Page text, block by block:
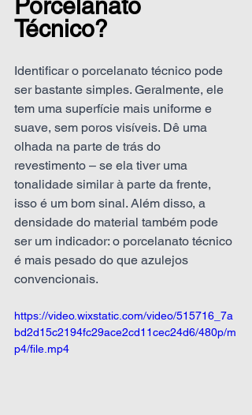
Porcelanato
Técnico?
Identificar o porcelanato técnico pode
ser bastante simples. Geralmente, ele
tem uma superfície mais uniforme e
suave, sem poros visíveis. Dê uma
olhada na parte de trás do
revestimento – se ela tiver uma
tonalidade similar à parte da frente,
isso é um bom sinal. Além disso, a
densidade do material também pode
ser um indicador: o porcelanato técnico
é mais pesado do que azulejos
convencionais.
https://video.wixstatic.com/video/515716_7a
bd2d15c2194fc29ace2cd11cec24d6/480p/m
p4/file.mp4